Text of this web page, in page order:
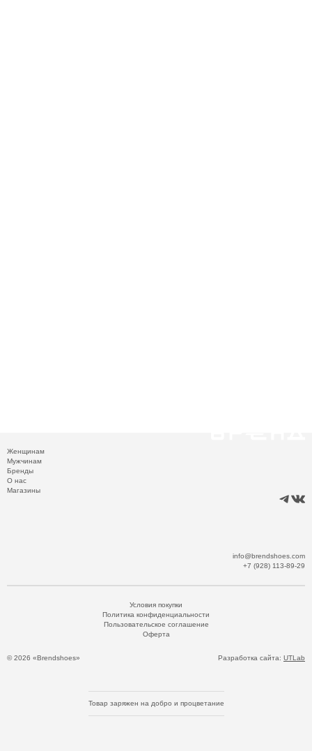
Женщинам
Мужчинам
Бренды
О нас
Магазины
info@brendshoes.com
+7 (928) 113-89-29
© 2026 «Brendshoes»
Условия покупки
Политика конфиденциальности
Пользовательское соглашение
Оферта
Разработка сайта: UTLab
Товар заряжен на добро и процветание